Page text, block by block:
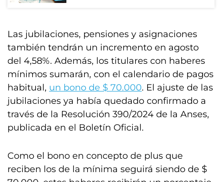
Las jubilaciones, pensiones y asignaciones
también tendrán un incremento en agosto
del 4,58%. Además, los titulares con haberes
mínimos sumarán, con el calendario de pagos
habitual, un bono de $ 70.000. El ajuste de las
jubilaciones ya había quedado confirmado a
través de la Resolución 390/2024 de la Anses,
publicada en el Boletín Oficial.
Como el bono en concepto de plus que
reciben los de la mínima seguirá siendo de $